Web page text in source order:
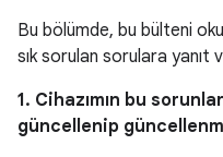
Bu bölümde, bu bülteni
sık sorulan sorulara yanıt
1. Cihazımın bu
güncellenip